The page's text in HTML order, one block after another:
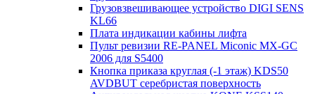
Грузовзвешивающее устройство DIGI SENS
KL66
Плата индикации кабины лифта
Пульт ревизии RE-PANEL Miconic MX-GC
2006 для S5400
Кнопка приказа круглая (-1 этаж) KDS50
AVDBUT серебристая поверхность